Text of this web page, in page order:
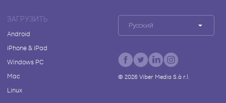
ЗАГРУЗИТЬ
Android
iPhone & iPad
Windows PC
Mac
Linux
Русский
© 2026Viber Media S.à r.l.